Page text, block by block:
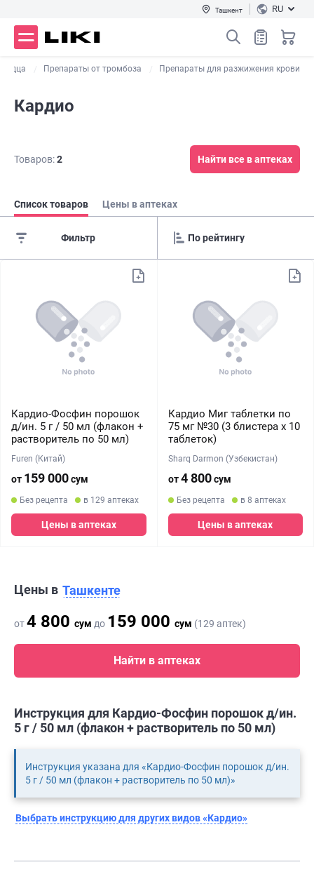
Ташкент RU
Препараты от тромбоза Препараты для разжижения крови
Кардио
Товаров:2 Найти все в аптеках
Список товаров Цены в аптеках
Фильтр
Кардио-Фосфин порошок
д/ин. 5 г / 50 мл (флакон +
растворитель по 50 мл)
Furen (Китай)
от 159 000сум
Без рецепта в 129 аптеках
Цены в аптеках
Кардио Миг таблетки по
75 мг №30 (3 блистера х 10
таблеток)
Sharq Darmon (Узбекистан)
от4 800сум
Без рецепта в 8 аптеках
Цены в аптеках
Цены в Ташкенте
от4 800 сум до 159 000 сум (129 аптек)
Найти в аптеках
Инструкция для Кардио-Фосфин порошок д/ин.
5 г / 50 мл (флакон + растворитель по 50 мл)
Инструкция указана для «Кардио-Фосфин порошок д/ин.
5 г / 50 мл (флакон + растворитель по 50 мл)»
Выбрать инструкцию для других видов «Кардио»